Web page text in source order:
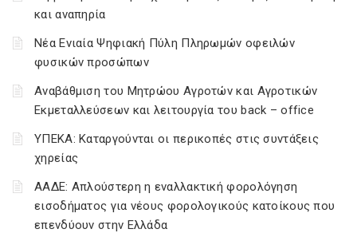
και αναπηρία
Νέα Ενιαία Ψηφιακή Πύλη Πληρωμών οφειλών
φυσικών προσώπων
Αναβάθμιση του Μητρώου Αγροτών και Αγροτικών
Εκμεταλλεύσεων και λειτουργία του back – office
ΥΠΕΚΑ: Καταργούνται οι περικοπές στις συντάξεις
χηρείας
ΑΑΔΕ: Απλούστερη η εναλλακτική φορολόγηση
εισοδήματος για νέους φορολογικούς κατοίκους που
επενδύουν στην Ελλάδα